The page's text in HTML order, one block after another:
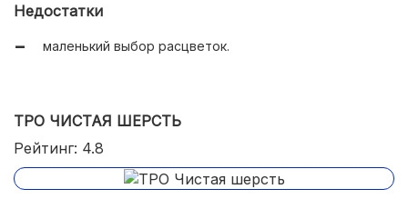
готовые изделия износостойкие;
эластичная, получается качественная резинка;
Недостатки
маленький выбор расцветок.
ТРО ЧИСТАЯ ШЕРСТЬ
Рейтинг: 4.8